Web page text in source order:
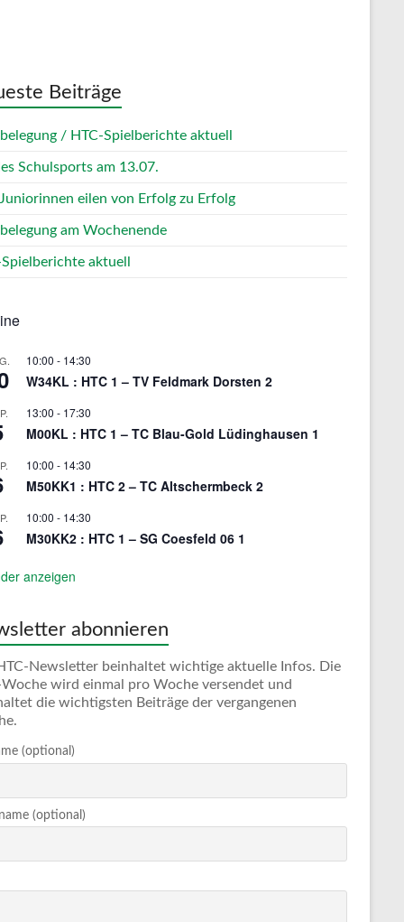
Beiträge
/ HTC-Spielberichte aktuell
Schulsports am 13.07.
eilen von Erfolg zu Erfolg
am Wochenende
Spielberichte aktuell
10:00 - 14:30
W34KL : HTC 1 – TV Feldmark Dorsten 2
13:00 - 17:30
M00KL : HTC 1 – TC Blau-Gold Lüdinghausen 1
10:00 - 14:30
M50KK1 : HTC 2 – TC Altschermbeck 2
10:00 - 14:30
M30KK2 : HTC 1 – SG Coesfeld 06 1
anzeigen
abonnieren
Newsletter beinhaltet wichtige aktuelle Infos. Die
Woche wird einmal pro Woche versendet und
die wichtigsten Beiträge der vergangenen
(optional)
(optional)